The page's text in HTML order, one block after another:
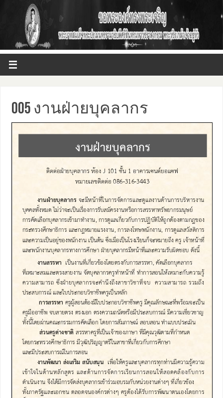
005 งานฝ่ายบุคลากร